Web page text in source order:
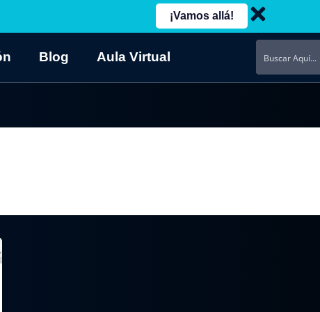
¡Vamos allá!
Blog Aula Virtual